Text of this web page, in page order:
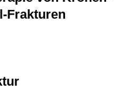
Frakturen